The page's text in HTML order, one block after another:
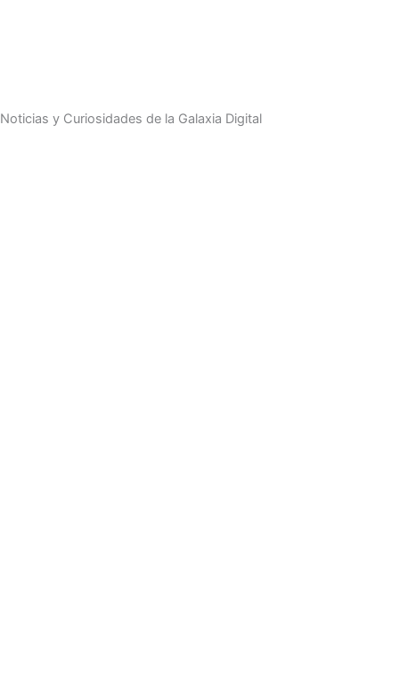
Noticias y Curiosidades de la Galaxia Digital